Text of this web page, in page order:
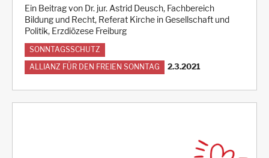
Ein Beitrag von Dr. jur. Astrid Deusch, Fachbereich
Bildung und Recht, Referat Kirche in Gesellschaft und
Politik, Erzdiözese Freiburg
SONNTAGSSCHUTZ
ALLIANZ FÜR DEN FREIEN SONNTAG 2.3.2021